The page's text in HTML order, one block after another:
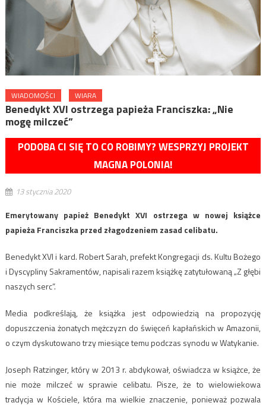
WIADOMOŚCI WIARA
Benedykt XVI ostrzega papieża Franciszka: „Nie
mogę milczeć”
PODOBA CI SIĘ TO CO ROBIMY? WESPRZYJ PROJEKT
MAGNA POLONIA!
13 stycznia 2020
Emerytowany papież Benedykt XVI ostrzega w nowej książce
papieża Franciszka przed złagodzeniem zasad celibatu.
Benedykt XVI i kard. Robert Sarah, prefekt Kongregacji ds. Kultu Bożego
i Dyscypliny Sakramentów, napisali razem książkę zatytułowaną „Z głębi
naszych serc”.
Media podkreślają, że książka jest odpowiedzią na propozycję
dopuszczenia żonatych mężczyzn do święceń kapłańskich w Amazonii,
o czym dyskutowano trzy miesiące temu podczas synodu w Watykanie.
Joseph Ratzinger, który w 2013 r. abdykował, oświadcza w książce, że
nie może milczeć w sprawie celibatu. Pisze, że to wielowiekowa
tradycja w Kościele, która ma wielkie znaczenie, ponieważ pozwala